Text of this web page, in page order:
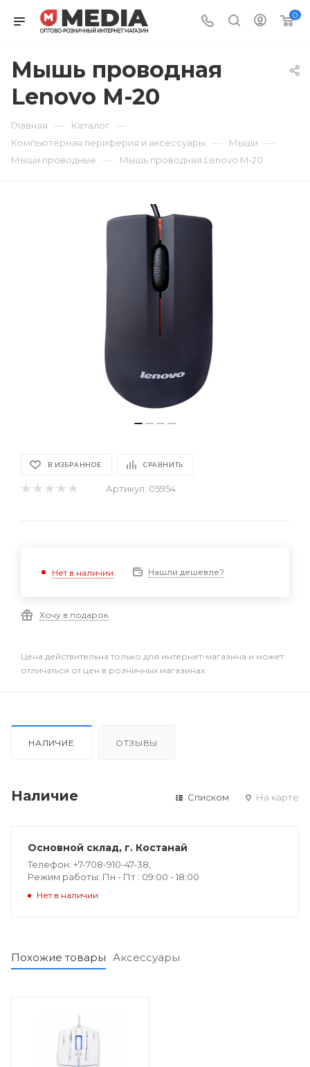
0
Мышь проводная
Lenovo M-20
Главная — Каталог —
Компьютерная периферия и аксессуары — Мыши —
Мыши проводные — Мышь проводная Lenovo M-20
В ИЗБРАННОЕ СРАВНИТЬ
Артикул: 05954
Нет в наличии Нашли дешевле?
Хочу в подарок
Цена действительна только для интернет-магазина и может
отличаться от цен в розничных магазинах
НАЛИЧИЕ ОТЗЫВЫ
Наличие Списком На карте
Основной склад, г. Костанай
Телефон: +7-708-910-47-38,
Режим работы: Пн - Пт : 09:00 - 18:00
Нет в наличии
Похожие товары Аксессуары